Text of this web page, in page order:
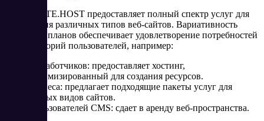
Сервис LITE.HOST предоставляет полный спектр услуг для
размещения различных типов веб-сайтов. Вариативность
тарифных планов обеспечивает удовлетворение потребностей
всех категорий пользователей, например:
Разработчиков: предоставляет хостинг,
оптимизированный для создания ресурсов.
Бизнеса: предлагает подходящие пакеты услуг для
разных видов сайтов.
Пользователей CMS: сдает в аренду веб-пространства.